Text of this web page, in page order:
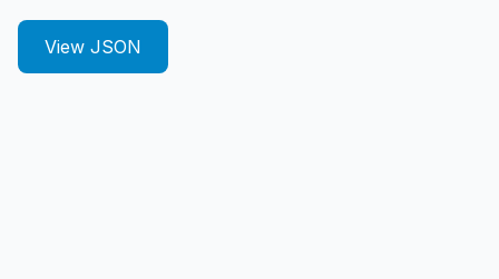
View JSON